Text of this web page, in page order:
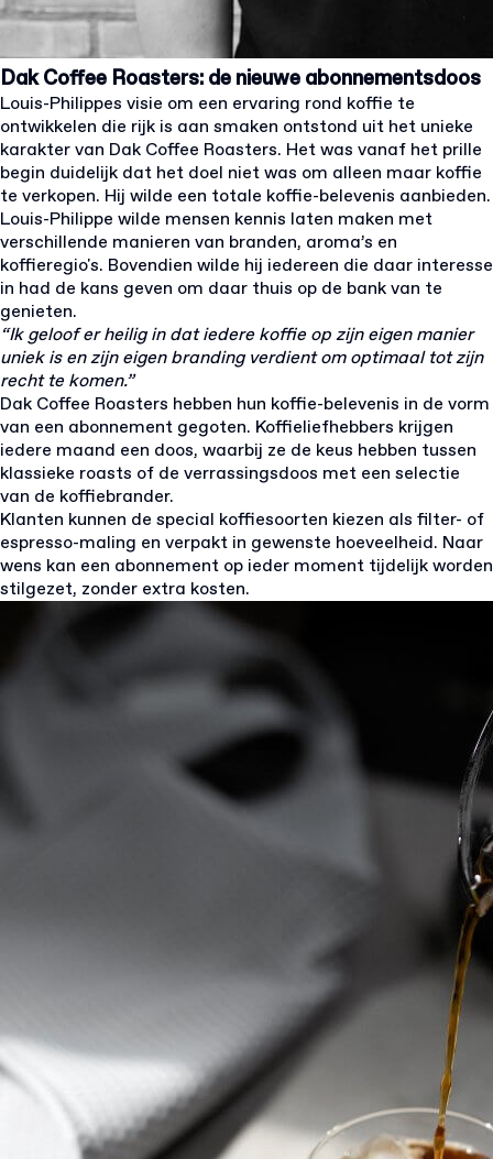
Dak Coffee Roasters: de nieuwe abonnementsdoos
Louis-Philippes visie om een ervaring rond koffie te
ontwikkelen die rijk is aan smaken ontstond uit het unieke
karakter van Dak Coffee Roasters. Het was vanaf het prille
begin duidelijk dat het doel niet was om alleen maar koffie
te verkopen. Hij wilde een totale koffie-belevenis aanbieden.
Louis-Philippe wilde mensen kennis laten maken met
verschillende manieren van branden, aroma’s en
koffieregio's. Bovendien wilde hij iedereen die daar interesse
in had de kans geven om daar thuis op de bank van te
genieten.
“Ik geloof er heilig in dat iedere koffie op zijn eigen manier
uniek is en zijn eigen branding verdient om optimaal tot zijn
recht te komen.”
Dak Coffee Roasters hebben hun koffie-belevenis in de vorm
van een abonnement gegoten. Koffieliefhebbers krijgen
iedere maand een doos, waarbij ze de keus hebben tussen
klassieke roasts of de verrassingsdoos met een selectie
van de koffiebrander.
Klanten kunnen de special koffiesoorten kiezen als filter- of
espresso-maling en verpakt in gewenste hoeveelheid. Naar
wens kan een abonnement op ieder moment tijdelijk worden
stilgezet, zonder extra kosten.